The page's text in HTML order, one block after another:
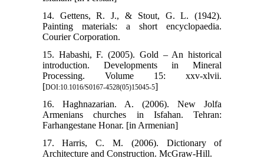
14. Gettens, R. J., & Stout, G. L. (1942).
Painting materials: a short encyclopaedia.
Courier Corporation.
15. Habashi, F. (2005). Gold – An historical
introduction. Developments in Mineral
Processing. Volume 15: xxv-xlvii.
[DOI:10.1016/S0167-4528(05)15045-5]
16. Haghnazarian. A. (2006). New Jolfa
Armenians churches in Isfahan. Tehran:
Farhangestane Honar. [in Armenian]
17. Harris, C. M. (2006). Dictionary of
Architecture and Construction. McGraw-Hill.